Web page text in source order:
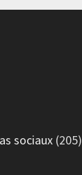
sociaux(205)